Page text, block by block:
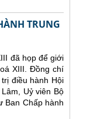
TRUNG
đã họp để giới
XIII. Đồng chí
điều hành Hội
Uỷ viên Bộ
Ban Chấp hành